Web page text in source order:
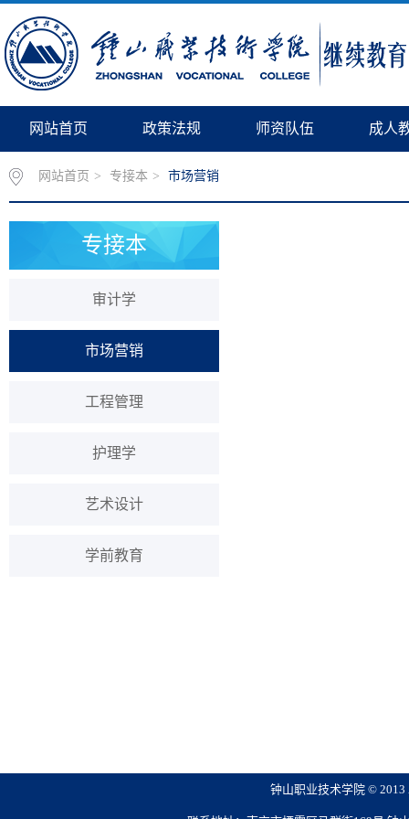
网站首页 政策法规 师资队伍 成人
网站首页 > 专接本 > 市场营销
专接本
审计学
市场营销
工程管理
护理学
艺术设计
学前教育
钟山职业技术学院 ©